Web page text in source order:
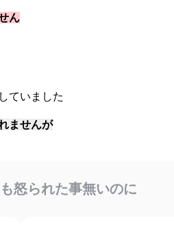
ん
ていました
ませんが
怒られた事無いのに